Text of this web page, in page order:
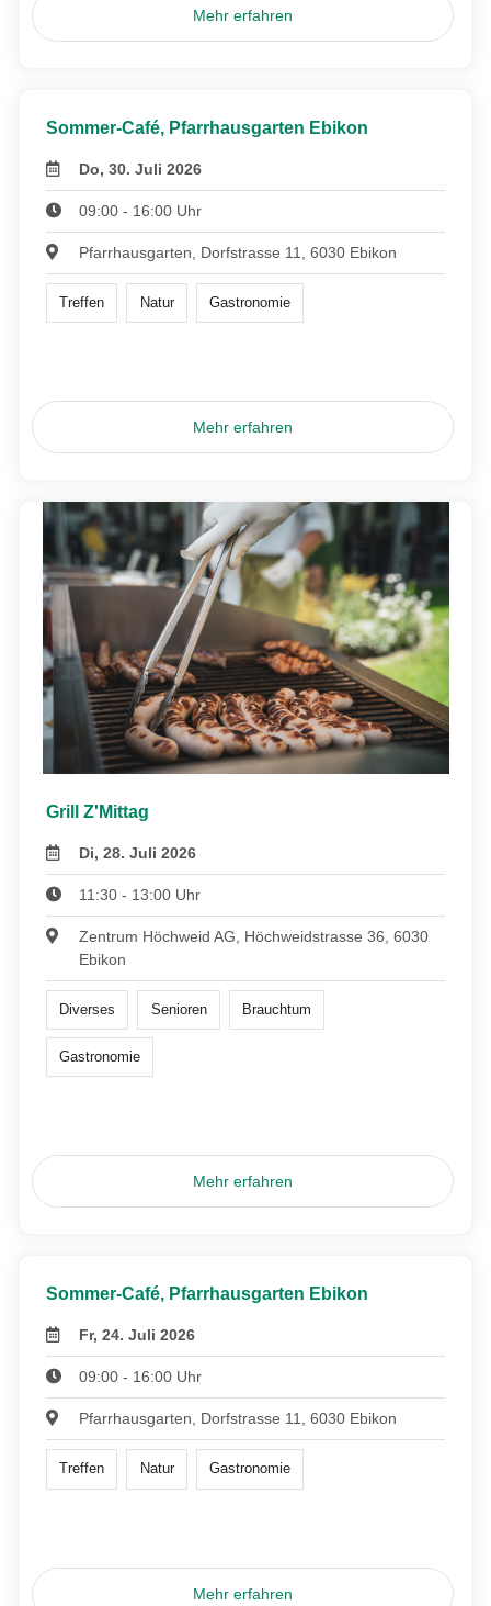
Mehr erfahren
Sommer-Café, Pfarrhausgarten Ebikon
Do, 30. Juli 2026
09:00 - 16:00 Uhr
Pfarrhausgarten, Dorfstrasse 11, 6030 Ebikon
Treffen Natur Gastronomie
Mehr erfahren
Grill Z'Mittag
Di, 28. Juli 2026
11:30 - 13:00 Uhr
Zentrum Höchweid AG, Höchweidstrasse 36, 6030
Ebikon
Diverses Senioren Brauchtum
Gastronomie
Mehr erfahren
Sommer-Café, Pfarrhausgarten Ebikon
Fr, 24. Juli 2026
09:00 - 16:00 Uhr
Pfarrhausgarten, Dorfstrasse 11, 6030 Ebikon
Treffen Natur Gastronomie
Mehr erfahren